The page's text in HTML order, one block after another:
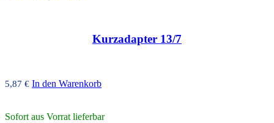
Kurzadapter 13/7
5,87 € In den Warenkorb
Sofort aus Vorrat lieferbar